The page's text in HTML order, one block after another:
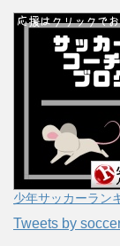
少年サッカーラン
Tweets by